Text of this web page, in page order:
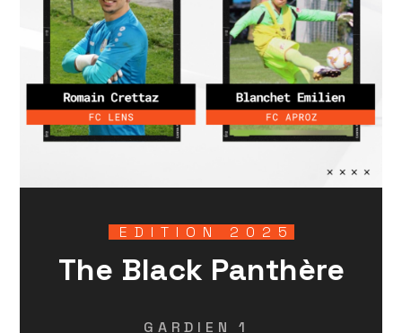
EDITION 2025
The Black Panthère
GARDIEN 1